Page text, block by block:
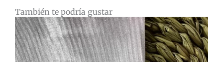
También te podría gustar